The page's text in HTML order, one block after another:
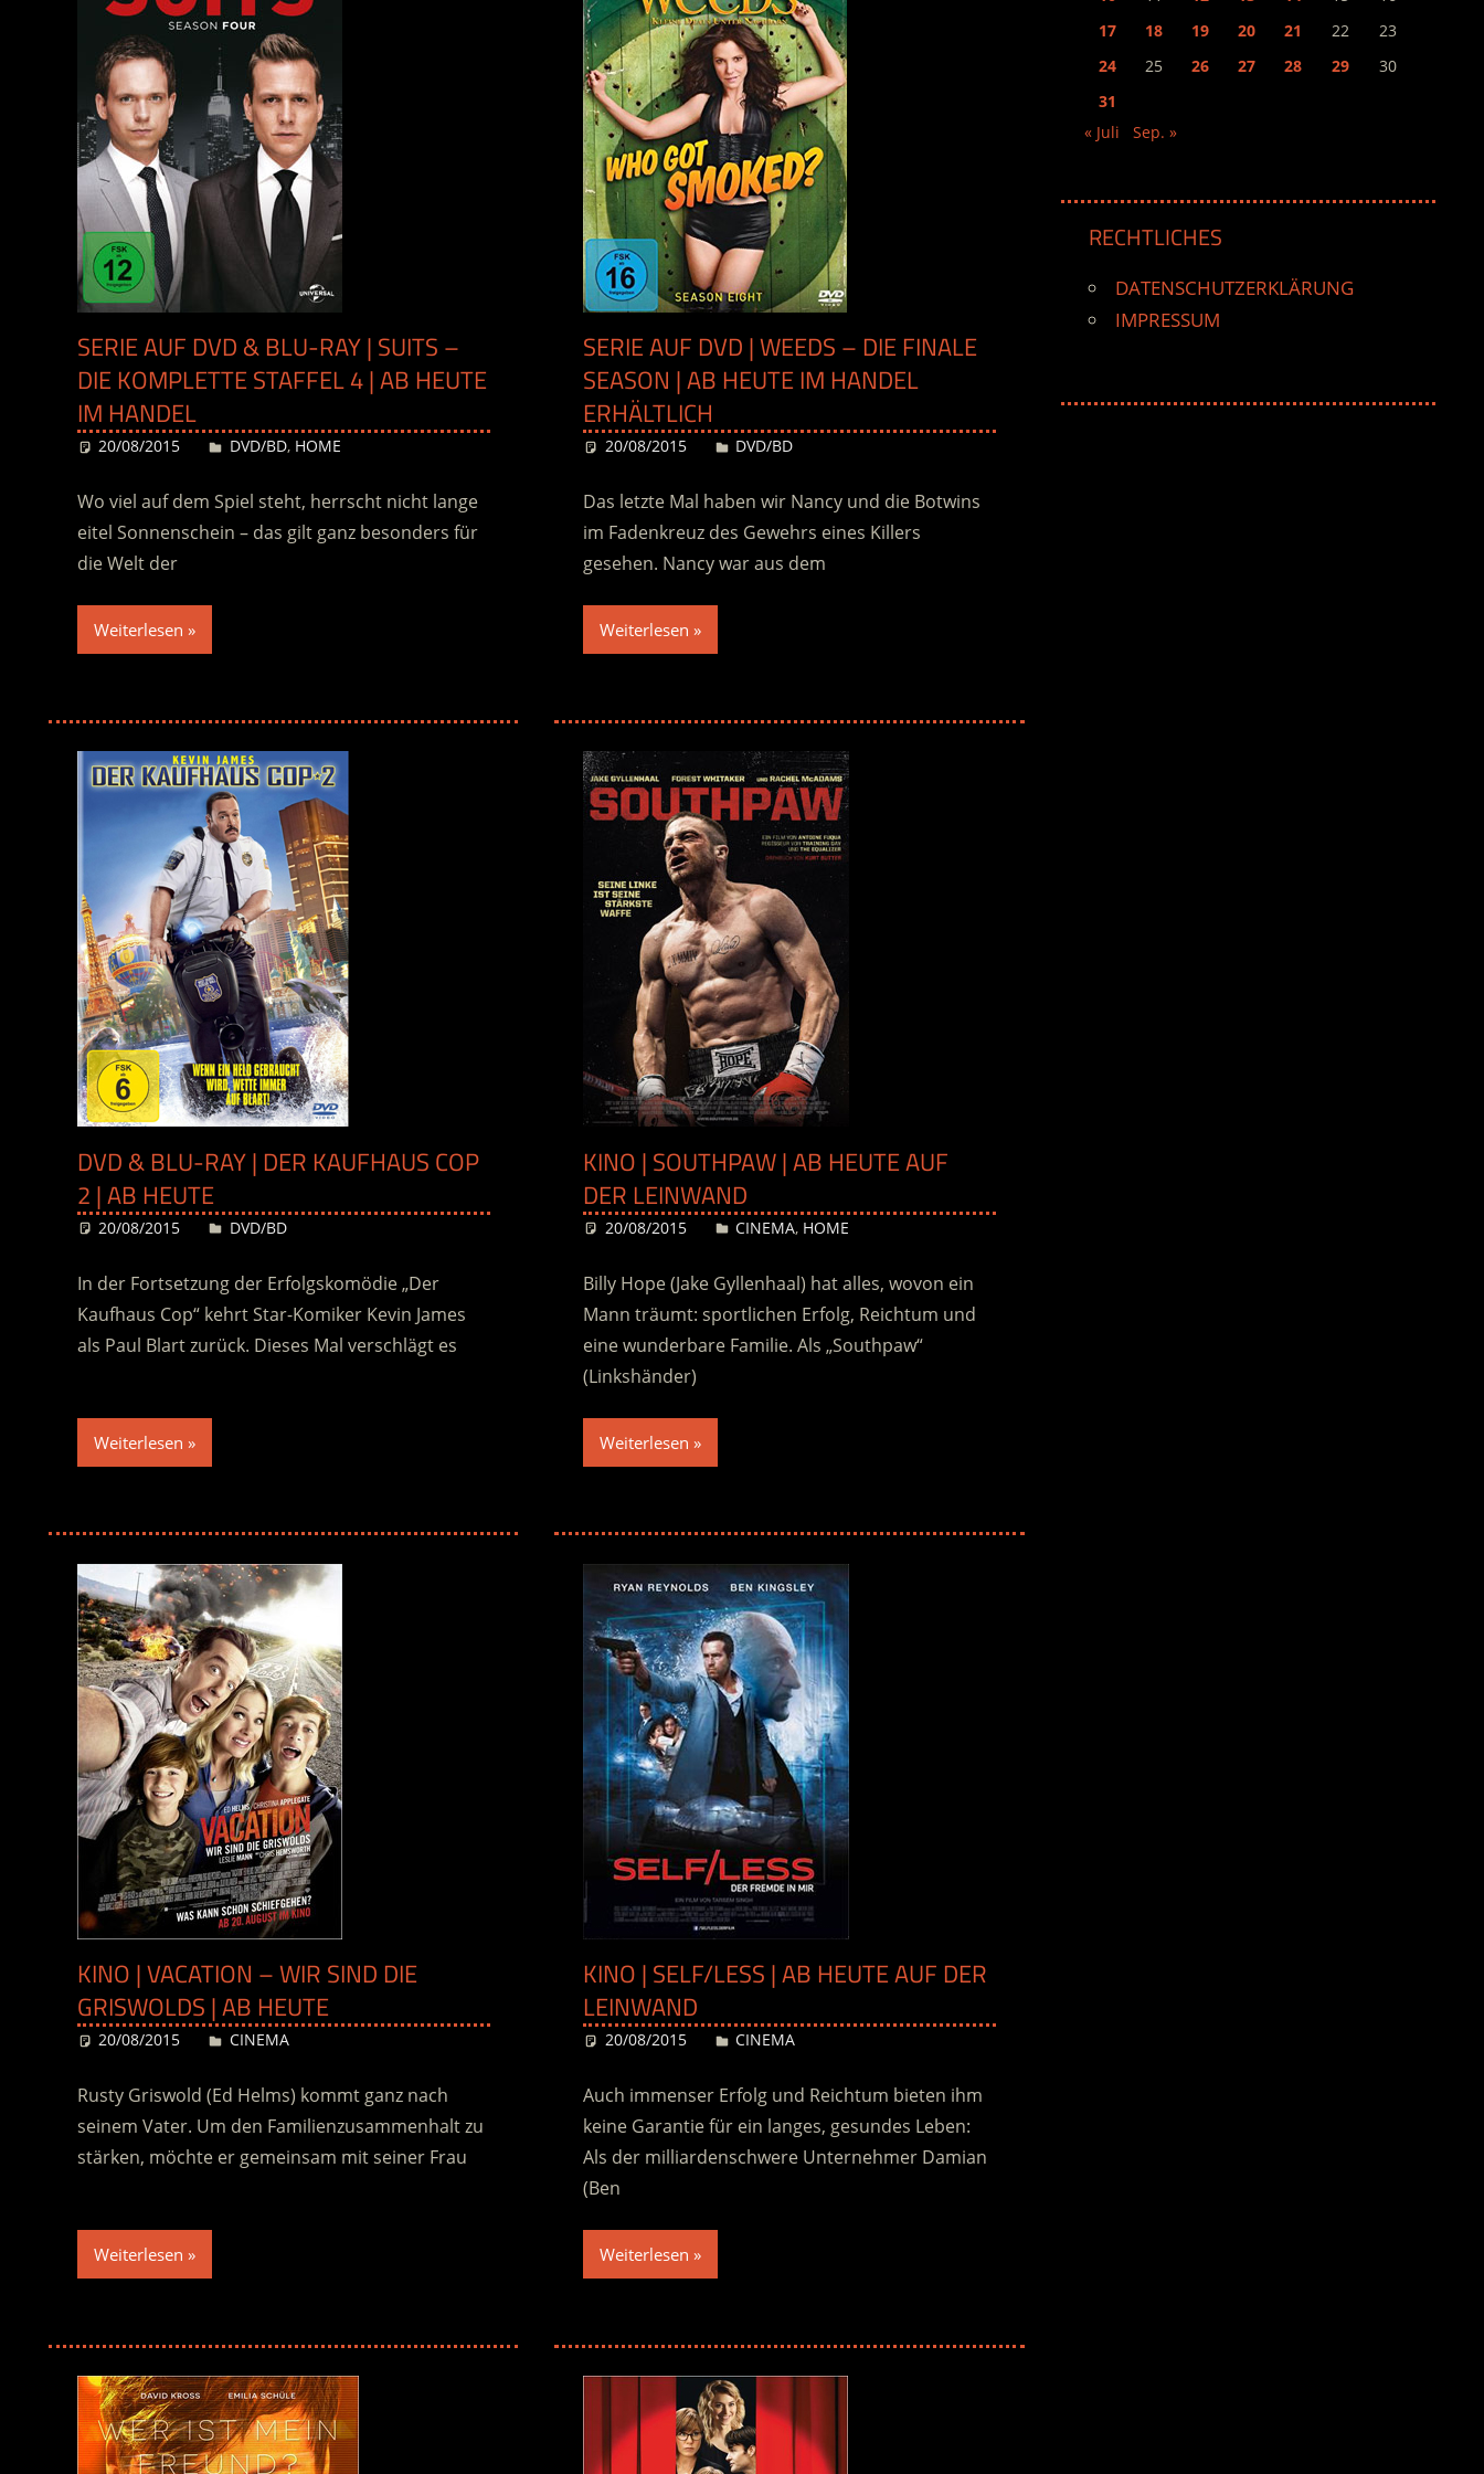
SERIE AUF DVD & BLU-RAY | SUITS –
DIE KOMPLETTE STAFFEL 4 | AB HEUTE
IM HANDEL
20/08/2015 Desiree
DVD/BD, HOME
Wo viel auf dem Spiel steht, herrscht nicht lange
eitel Sonnenschein – das gilt ganz besonders für
die Welt der
Weiterlesen
SERIE AUF DVD | WEEDS – DIE FINALE
SEASON | AB HEUTE IM HANDEL
ERHÄLTLICH
20/08/2015 Desiree
DVD/BD
Das letzte Mal haben wir Nancy und die Botwins
im Fadenkreuz des Gewehrs eines Killers
gesehen. Nancy war aus dem
Weiterlesen
DVD & BLU-RAY | DER KAUFHAUS COP
2 | AB HEUTE
20/08/2015 Desiree
DVD/BD
In der Fortsetzung der Erfolgskomödie „Der
Kaufhaus Cop“ kehrt Star-Komiker Kevin James
als Paul Blart zurück. Dieses Mal verschlägt es
Weiterlesen
KINO | SOUTHPAW | AB HEUTE AUF
DER LEINWAND
20/08/2015 Desiree
CINEMA, HOME
Billy Hope (Jake Gyllenhaal) hat alles, wovon ein
Mann träumt: sportlichen Erfolg, Reichtum und
eine wunderbare Familie. Als „Southpaw“
(Linkshänder)
Weiterlesen
KINO | VACATION – WIR SIND DIE
GRISWOLDS | AB HEUTE
20/08/2015 Desiree
CINEMA
Rusty Griswold (Ed Helms) kommt ganz nach
seinem Vater. Um den Familienzusammenhalt zu
stärken, möchte er gemeinsam mit seiner Frau
Weiterlesen
KINO | SELF/LESS | AB HEUTE AUF DER
LEINWAND
20/08/2015 Desiree
CINEMA
Auch immenser Erfolg und Reichtum bieten ihm
keine Garantie für ein langes, gesundes Leben:
Als der milliardenschwere Unternehmer Damian
(Ben
Weiterlesen
17
18 19 20 21 22
23
24
25 26 27 28 29
30
31
« Juli
Sep. »
RECHTLICHES
DATENSCHUTZERKLÄRUNG
IMPRESSUM